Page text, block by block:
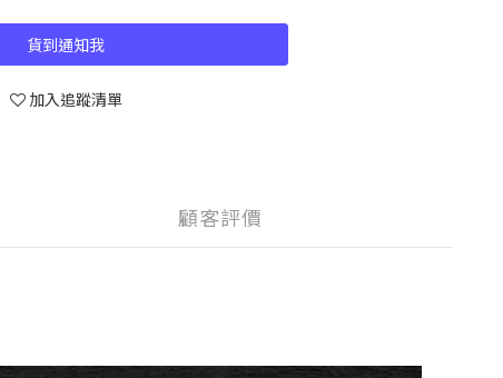
貨到通知我
加入追蹤清單
顧客評價